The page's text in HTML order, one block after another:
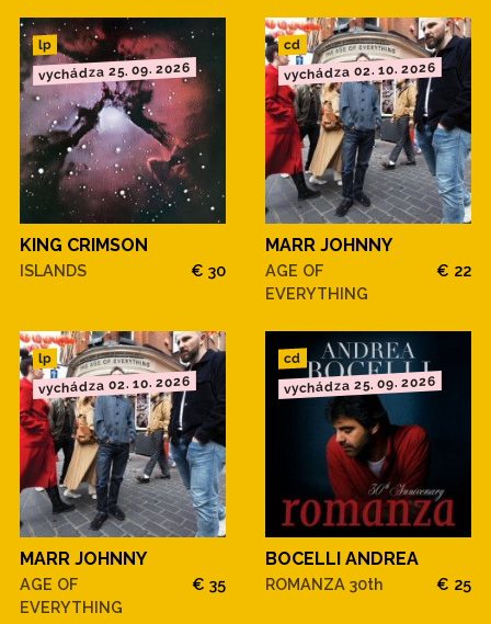
lp
vychádza 25. 09. 2026
KING CRIMSON
ISLANDS € 30
cd
vychádza 02. 10. 2026
MARR JOHNNY
AGE OF
EVERYTHING
€ 22
lp
vychádza 02. 10. 2026
MARR JOHNNY
AGE OF
EVERYTHING
€ 35
cd
vychádza 25. 09. 2026
BOCELLI ANDREA
ROMANZA 30th € 25